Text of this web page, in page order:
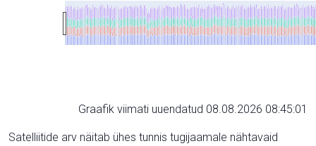
Graafik viimati uuendatud 08.08.2026 08:45:01
Satelliitide arv näitab ühes tunnis tugijaamale nähtavaid